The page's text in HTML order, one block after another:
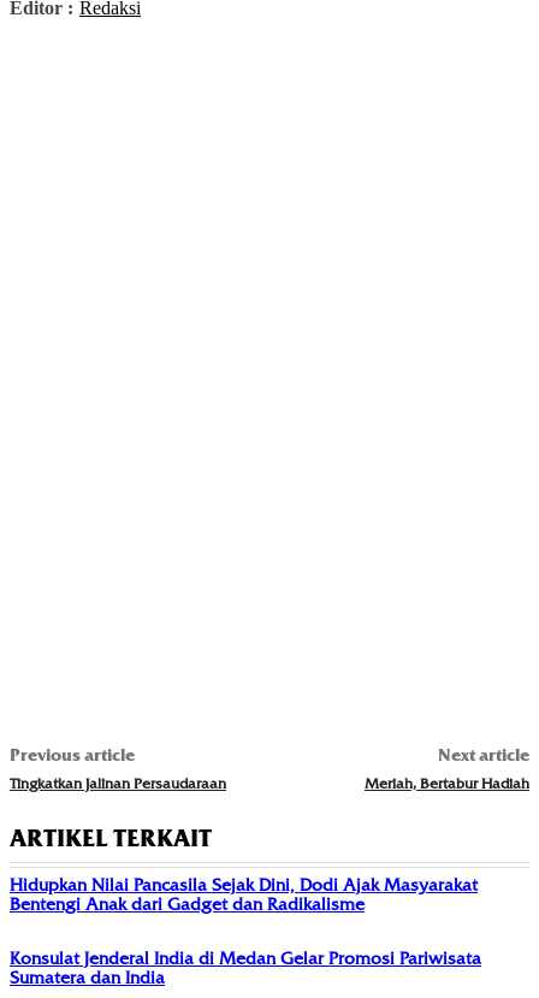
Editor : Redaksi
Previous article
Tingkatkan Jalinan Persaudaraan
Next article
Meriah, Bertabur Hadiah
ARTIKEL TERKAIT
Hidupkan Nilai Pancasila Sejak Dini, Dodi Ajak Masyarakat
Bentengi Anak dari Gadget dan Radikalisme
Konsulat Jenderal India di Medan Gelar Promosi Pariwisata
Sumatera dan India